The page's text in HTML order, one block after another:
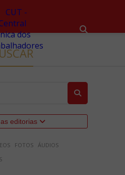
editorias
FOTOS ÁUDIOS